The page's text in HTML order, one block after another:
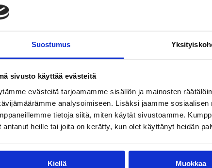
Suostumus
sivusto käyttää evästeitä
evästeitä tarjoamamme sisällön ja mainosten
analysoimiseen. Lisäksi jaamme
tietoja siitä, miten käytät sivustoamme.
antanut heille tai joita on kerätty, kun olet käyttänyt heidän
Kiellä Muokkaa
Pääjuttu Sarjat